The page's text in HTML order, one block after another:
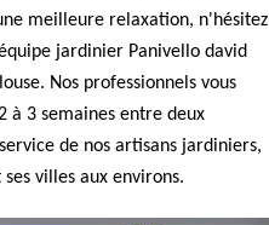
meilleure relaxation, n'hésitez
jardinier Panivello david
Nos professionnels vous
à 3 semaines entre deux
de nos artisans jardiniers,
villes aux environs.